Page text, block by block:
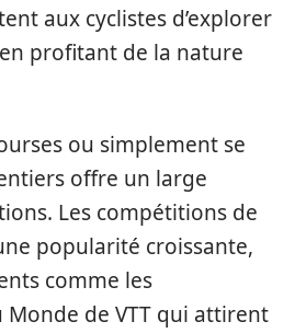
aux cyclistes d’explorer
profitant de la nature
ou simplement se
offre un large
Les compétitions de
popularité croissante,
comme les
de VTT qui attirent